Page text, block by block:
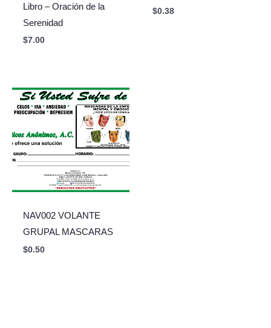
Libro – Oración de la
Serenidad
$7.00
$0.38
NAV002 VOLANTE
GRUPAL MASCARAS
$0.50